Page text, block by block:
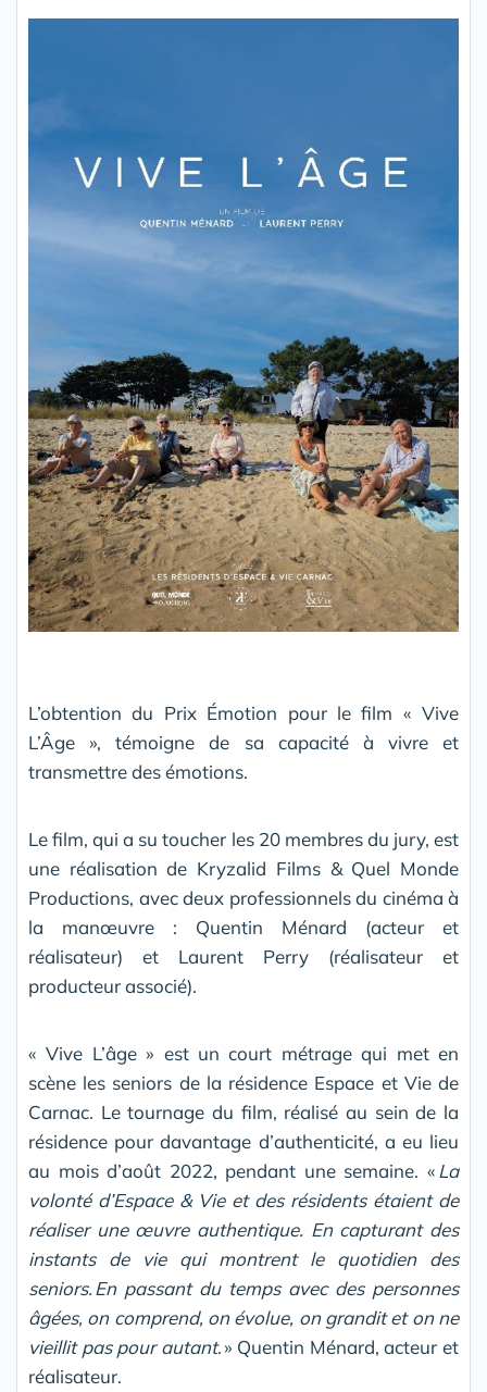
L’obtention du Prix Émotion pour le film « Vive
L’Âge », témoigne de sa capacité à vivre et
transmettre des émotions.
Le film, qui a su toucher les 20 membres du jury, est
une réalisation de Kryzalid Films & Quel Monde
Productions, avec deux professionnels du cinéma à
la manœuvre : Quentin Ménard (acteur et
réalisateur) et Laurent Perry (réalisateur et
producteur associé).
« Vive L’âge » est un court métrage qui met en
scène les seniors de la résidence Espace et Vie de
Carnac. Le tournage du film, réalisé au sein de la
résidence pour davantage d’authenticité, a eu lieu
au mois d’août 2022, pendant une semaine. «La
volonté d’Espace & Vie et des résidents étaient de
réaliser une œuvre authentique. En capturant des
instants de vie qui montrent le quotidien des
seniors. En passant du temps avec des personnes
âgées, on comprend, on évolue, on grandit et on ne
vieillit pas pour autant. » Quentin Ménard, acteur et
réalisateur.